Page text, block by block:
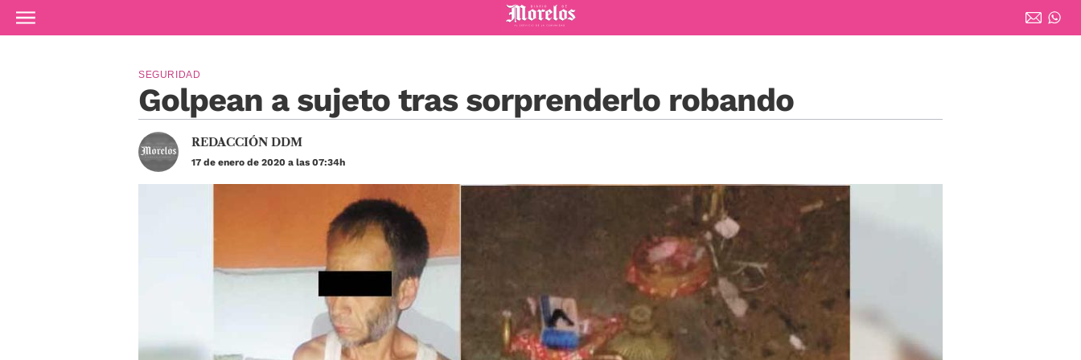
Ir al contenido principal
Diario de Morelos
Golpean a sujeto tras sorprenderlo robando
SEGURIDAD
REDACCIÓN DDM
17 de enero de 2020 a las 07:34h